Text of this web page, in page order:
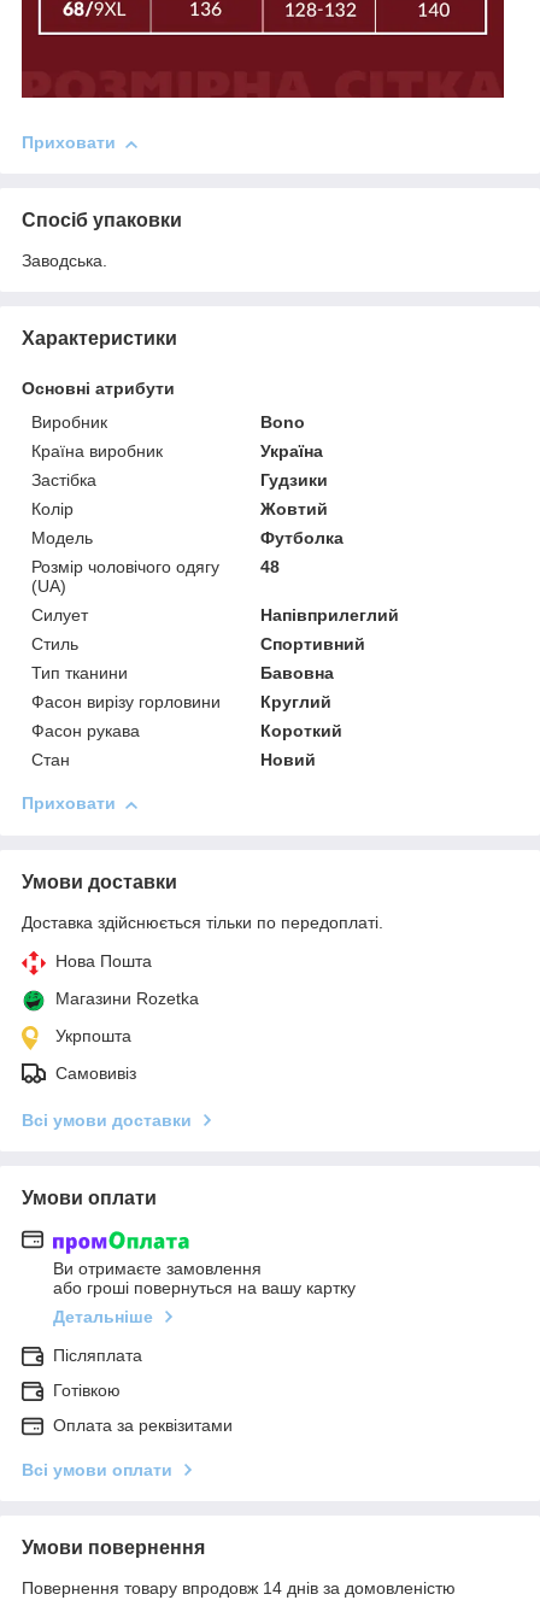
Приховати
Спосіб упаковки
Заводська.
Характеристики
Основні атрибути
Виробник
Bono
Країна виробник
Україна
Застібка
Гудзики
Колір
Жовтий
Модель
Футболка
Розмір чоловічого одягу
(UA)
48
Силует
Напівприлеглий
Стиль
Спортивний
Тип тканини
Бавовна
Фасон вирізу горловини
Круглий
Фасон рукава
Короткий
Стан
Новий
Приховати
Умови доставки
Доставка здійснюється тільки по передоплаті.
Нова Пошта
Магазини Rozetka
Укрпошта
Самовивіз
Всі умови доставки
Умови оплати
Ви отримаєте замовлення
або гроші повернуться на вашу картку
Детальніше
Післяплата
Готівкою
Оплата за реквізитами
Всі умови оплати
Умови повернення
Повернення товару впродовж 14 днів за домовленістю